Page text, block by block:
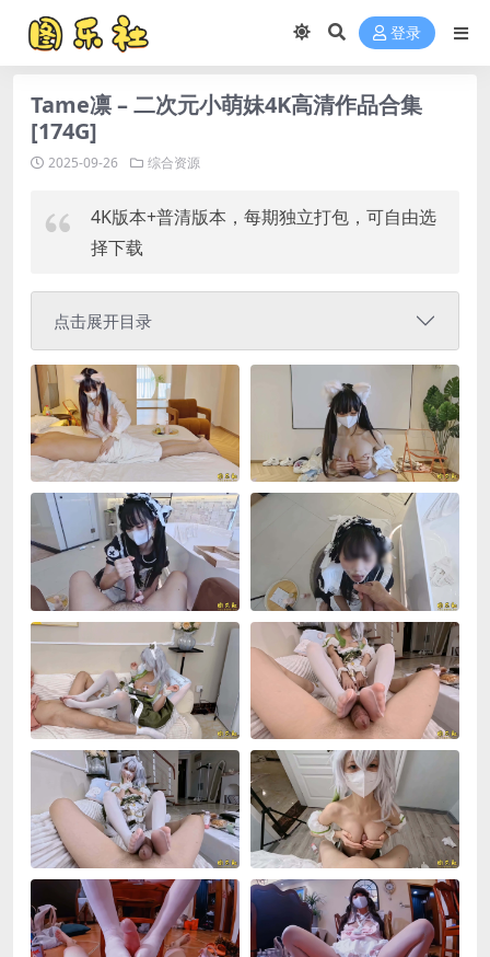
登录
Tame凛 – 二次元小萌妹4K高清作品合集
[174G]
2025-09-26 综合资源
4K版本+普清版本，每期独立打包，可自由选
择下载
点击展开目录